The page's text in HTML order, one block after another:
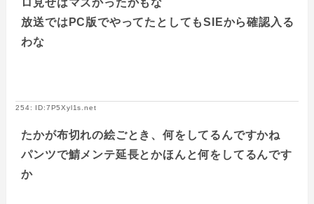
放送ではPC版でやってたとしてもSIEから確認入る
わな
254: ID:7P5Xyl1s.net
たかが布切れの絵ごとき、何をしてるんですかね
パンツで鯖メンテ延長とかほんと何をしてるんです
か